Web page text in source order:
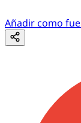
Añadir como